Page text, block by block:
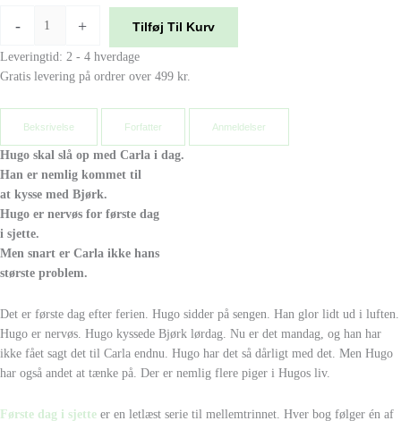
- + Tilføj Til Kurv
Leveringtid: 2 - 4 hverdage
Gratis levering på ordrer over 499 kr.
Beksrivelse Forfatter Anmeldelser
Hugo skal slå op med Carla i dag.
Han er nemlig kommet til
at kysse med Bjørk.
Hugo er nervøs for første dag
i sjette.
Men snart er Carla ikke hans
største problem.
Det er første dag efter ferien. Hugo sidder på sengen. Han glor lidt ud i luften.
Hugo er nervøs. Hugo kyssede Bjørk lørdag. Nu er det mandag, og han har
ikke fået sagt det til Carla endnu. Hugo har det så dårligt med det. Men Hugo
har også andet at tænke på. Der er nemlig flere piger i Hugos liv.
Første dag i sjette er en letlæst serie til mellemtrinnet. Hver bog følger én af